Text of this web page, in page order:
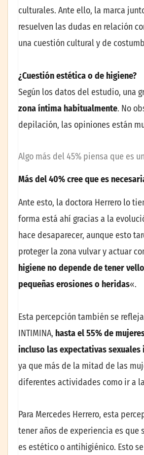
culturales. Ante ello, la marca
resuelven las dudas en relación
una cuestión cultural y de
¿Cuestión estética o de higiene?
Según los datos del estudio, una
zonaíntima habitualmente. No
depilación, las opiniones están
Algo más del 45% piensa que es
Más del 40% creeque es
Ante esto, la doctora Herrero lo
forma está ahí gracias a la
hace desaparecer, aunque esto
proteger la zona vulvar y actuar
higiene no depende de tener
pequeñas erosiones o heridas«.
Esta percepción también se
INTIMINA, hasta el 55% de
incluso las expectativas sexuales
ya que más de la mitad de las
diferentes actividades como ir a
Para Mercedes Herrero, esta
tener años de experiencia es que
es estético o antihigiénico. Esto